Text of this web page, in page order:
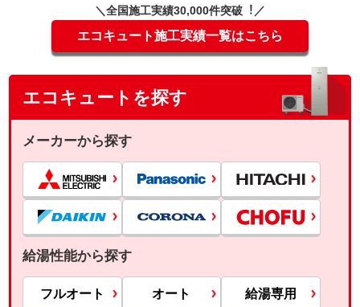
＼全国施⼯実績30,000件突破︕／
エコキュート施工実績一覧はこちら
エコキュートを探す
メーカーから探す
給湯性能から探す
フルオート オート 給湯専用